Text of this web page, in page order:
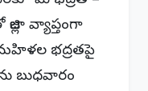
వ్యాప్తంగా
భద్రతపై
బుధవారం